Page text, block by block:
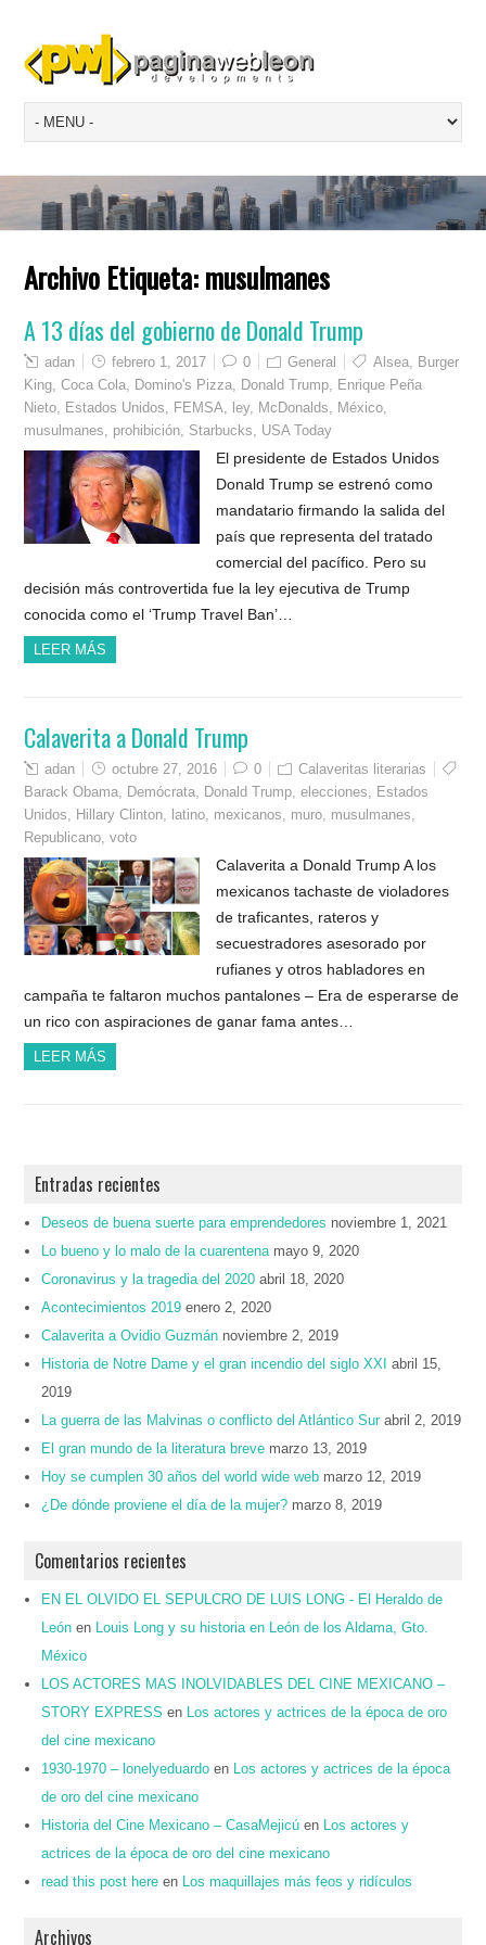
Archivo Etiqueta:musulmanes
A 13 días del gobierno de Donald Trump
adan febrero 1, 2017 0 General Alsea
Burger
King ,Coca Cola Domino's Pizza Donald Trump
Enrique Peña
Nieto
Estados Unidos FEMSA ley, McDonalds México
musulmanes
prohibición Starbucks USA Today
El presidente de Estados Unidos
Donald Trump se estrenó como
mandatario firmando la salida del
país que representa del tratado
comercial del pacífico. Pero su
decisión más controvertida fue la ley ejecutiva de Trump
conocida como el ‘Trump Travel Ban’…
LEER MÁS
Calaverita a Donald Trump
adan octubre 27, 2016 0
Calaveritas literarias
Barack Obama
Demócrata Donald Trump ,elecciones
Estados
Unidos
Hillary Clinton latino mexicanos muro musulmanes
Republicano ,voto
Calaverita a Donald Trump A los
mexicanos tachaste de violadores
de traficantes, rateros y
secuestradores asesorado por
rufianes y otros habladores en
campaña te faltaron muchos pantalones – Era de esperarse de
un rico con aspiraciones de ganar fama antes…
LEER MÁS
Entradas recientes
Deseos de buena suerte para emprendedores noviembre 1, 2021
Lo bueno y lo malo de la cuarentena mayo 9, 2020
Coronavirus y la tragedia del 2020 abril 18, 2020
Acontecimientos 2019 enero 2, 2020
Calaverita a Ovidio Guzmán noviembre 2, 2019
Historia de Notre Dame y el gran incendio del siglo XXI
abril 15,
2019
La guerra de las Malvinas o conflicto del Atlántico Sur abril 2, 2019
El gran mundo de la literatura breve marzo 13, 2019
Hoy se cumplen 30 años del world wide web marzo 12, 2019
¿De dónde proviene el día de la mujer? marzo 8, 2019
Comentarios recientes
EN EL OLVIDO EL SEPULCRO DE LUIS LONG - El Heraldo de
León en
Louis Long y su historia en León de los Aldama, Gto.
México
LOS ACTORES MAS INOLVIDABLES DEL CINE MEXICANO –
STORY EXPRESS en
Los actores y actrices de la época de oro
del cine mexicano
1930-1970 – lonelyeduardo en
Los actores y actrices de la época
de oro del cine mexicano
Historia del Cine Mexicano – CasaMejicú en
Los actores y
actrices de la época de oro del cine mexicano
read this post here en Los maquillajes más feos y ridículos
Archivos